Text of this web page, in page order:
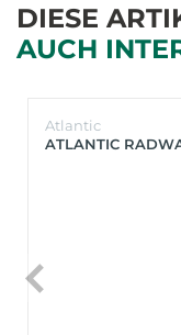
DIESE
AUCH
Atlantic
ATLANTIC